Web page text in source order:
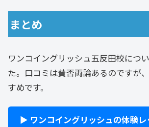
まとめ
ワンコイングリッシュ五反田校につ
た。口コミは賛否両論あるのですが
すめです。
▶ ワンコイングリッシュの体験レ